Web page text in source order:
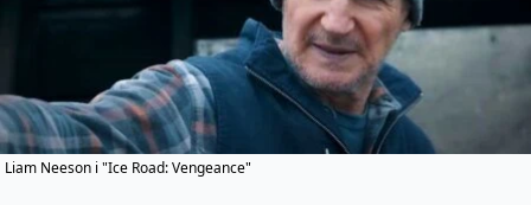
Liam Neeson i "Ice Road: Vengeance"